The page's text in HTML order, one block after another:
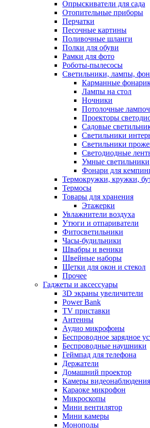
Опрыскиватели для сада
Отопительные приборы
Перчатки
Песочные картины
Поливочные шланги
Полки для обуви
Рамки для фото
Роботы-пылесосы
Светильники, лампы,
Карманные
Лампы на стол
Ночники
Потолочные
Проекторы
Садовые
Светильники
Светильники
Светодиодные
Умные светильники
Фонари для
Термокружки, кружки,
Термосы
Товары для хранения
Этажерки
Увлажнители воздуха
Утюги и отпариватели
Фитосветильники
Часы-будильники
Швабры и веники
Швейные наборы
Щетки для окон и стекол
Прочее
Гаджеты и аксессуары
3D экраны увеличители
Power Bank
TV приставки
Антенны
Аудио микрофоны
Беспроводное зарядное
Беспроводные наушники
Геймпад для телефона
Держатели
Домашний проектор
Камеры видеонаблюдения
Караоке микрофон
Микроскопы
Мини вентилятор
Мини камеры
Моноподы